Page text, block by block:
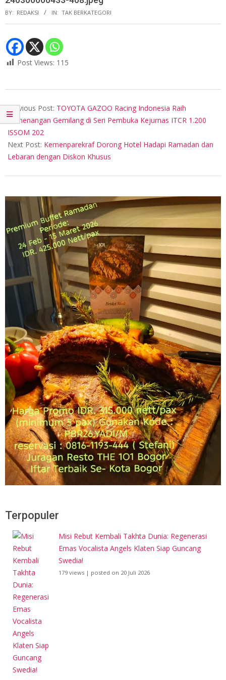
BY: REDAKSI IN: TAK BERKATEGORI
Post Views: 115
03-
06
Previous Post: TOYOTA GAZOO Racing Indonesia Raih
Kemenangan Gemilang di Seri Pembuka Kejurnas ITCR 1.200
ISSOM 202
Next Post: Kemenparekraf Dorong Hotel Hadapi Ramadan dan
Lebaran dengan Diskon Khusus
Terpopuler
Misi Rebut Kembali Takhta Dunia: Regenerasi
Emas Vocalista Angels Klaten Siap Guncang
Swedia!
179 views | posted on 20 Juli 2026